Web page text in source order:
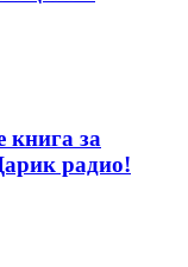
книга за
радио!